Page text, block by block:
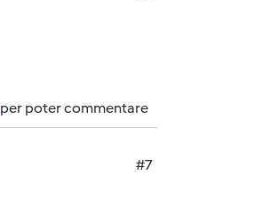
per poter commentare
#7